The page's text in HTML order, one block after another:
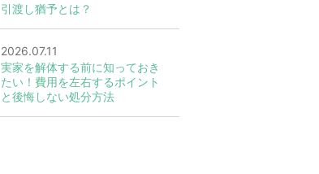
引渡し猶予とは？
2026.07.11
実家を解体する前に知っておき
たい！費用を左右するポイント
と後悔しない処分方法